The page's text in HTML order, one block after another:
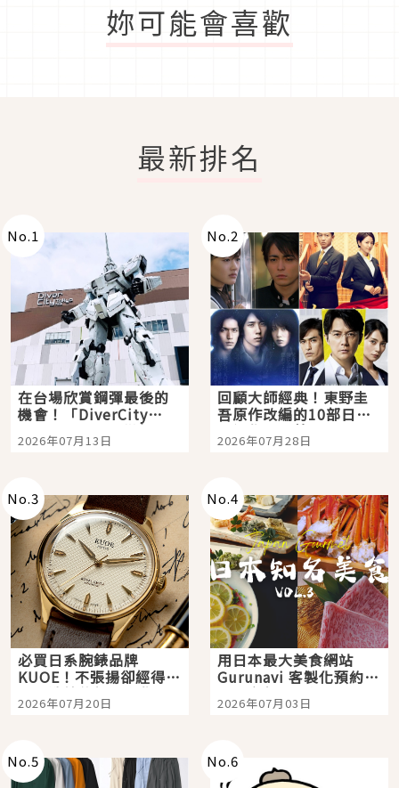
妳可能會喜歡
最新排名
No.1
在台場欣賞鋼彈最後的
機會！「DiverCity
Tokyo Plaza」搭船、
購物、美食及夜景，一
2026年07月13日
No.2
回顧大師經典！東野圭
吾原作改編的10部日本
影視作品推薦
2026年07月28日
No.3
必買日系腕錶品牌
KUOE！不張揚卻經得起
時間洗鍊的經典之作五
選
2026年07月20日
No.4
用日本最大美食網站
Gurunavi 客製化預約九
大都市餐廳，打造專屬
美食體驗！
2026年07月03日
No.5 No.6